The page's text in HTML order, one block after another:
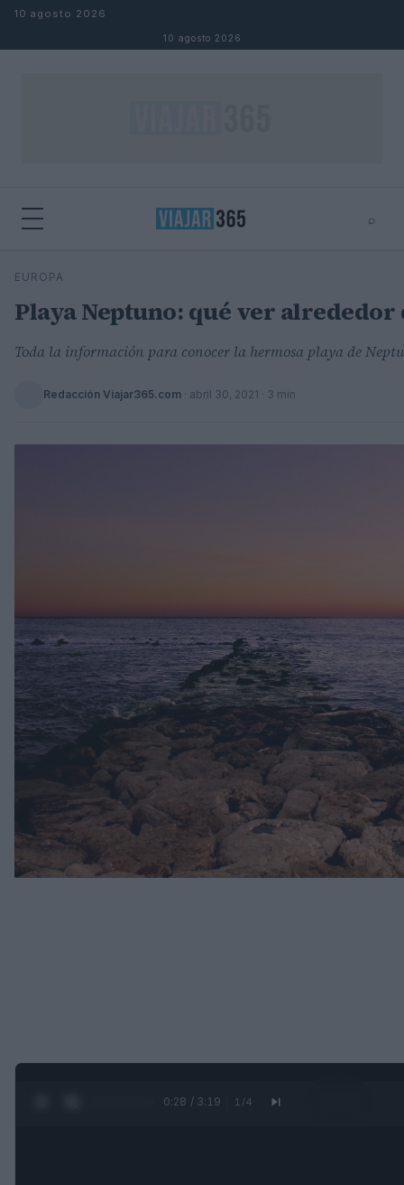
Saltar al contenido
10 agosto 2026
10 agosto 2026
⌕
Buscar
EUROPA
Playa Neptuno: qué ver alrededor
Toda la información para conocer la hermosa playa de
Redacción Viajar365.com · abril 30, 2021 · 3 min
0:29 / 3:19 1 /4